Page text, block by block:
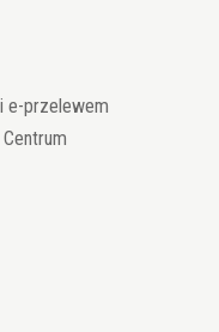
e-przelewem